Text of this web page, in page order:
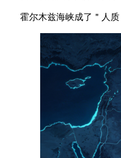
霍尔木兹海峡成了＂人